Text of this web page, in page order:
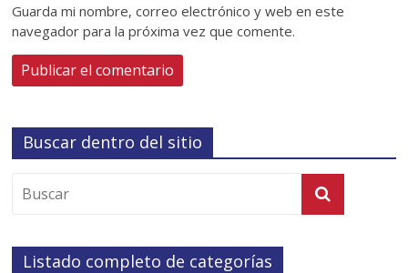
Guarda mi nombre, correo electrónico y web en este
navegador para la próxima vez que comente.
Buscar dentro del sitio
Listado completo de categorías